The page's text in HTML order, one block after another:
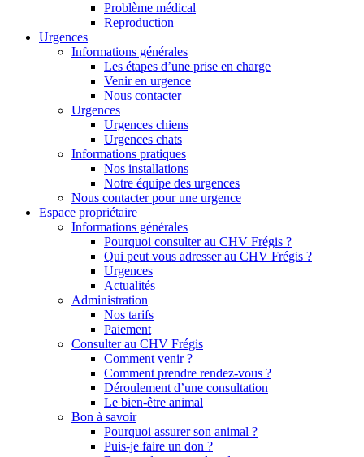
Problème médical
Reproduction
Urgences
Informations générales
Les étapes d’une prise en charge
Venir en urgence
Nous contacter
Urgences
Urgences chiens
Urgences chats
Informations pratiques
Nos installations
Notre équipe des urgences
Nous contacter pour une urgence
Espace propriétaire
Informations générales
Pourquoi consulter au CHV Frégis ?
Qui peut vous adresser au CHV Frégis ?
Urgences
Actualités
Administration
Nos tarifs
Paiement
Consulter au CHV Frégis
Comment venir ?
Comment prendre rendez-vous ?
Déroulement d’une consultation
Le bien-être animal
Bon à savoir
Pourquoi assurer son animal ?
Puis-je faire un don ?